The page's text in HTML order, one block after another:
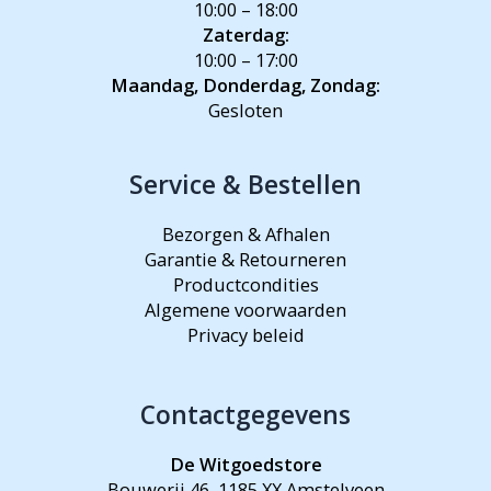
10:00 – 18:00
Zaterdag:
10:00 – 17:00
Maandag, Donderdag, Zondag:
Gesloten
Service & Bestellen
Bezorgen & Afhalen
Garantie & Retourneren
Productcondities
Algemene voorwaarden
Privacy beleid
Contactgegevens
De Witgoedstore